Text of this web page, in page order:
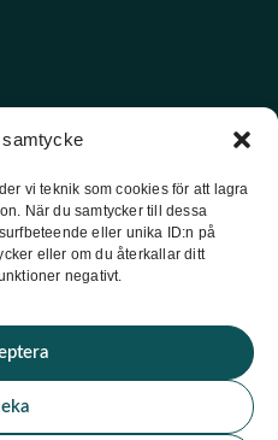
samtycke
vi teknik som cookies för att lagra
När du samtycker till dessa
eller unika ID:n på
eller om du återkallar ditt
negativt.